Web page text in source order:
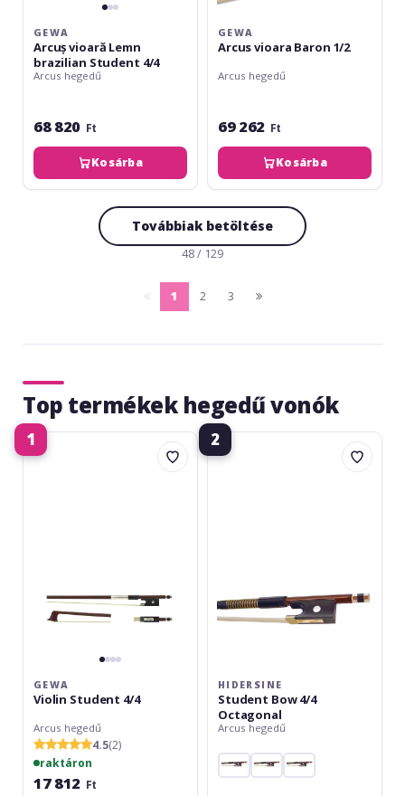
GEWA
Arcuș vioară Lemn
brazilian Student 4/4
Arcus hegedű
68 820 Ft
Kosárba
GEWA
Arcus vioara Baron 1/2
Arcus hegedű
69 262 Ft
Kosárba
Továbbiak betöltése
48 / 129
pagina
1
(current)
2 3
pagina
Top termékek hegedű vonók
1
Gewa
Violin
GEWA
Violin Student 4/4
Arcus hegedű
4.5(2)
raktáron
17 812 Ft
2
Hidersine
Student
HIDERSINE
Student Bow 4/4
Octagonal
Arcus hegedű